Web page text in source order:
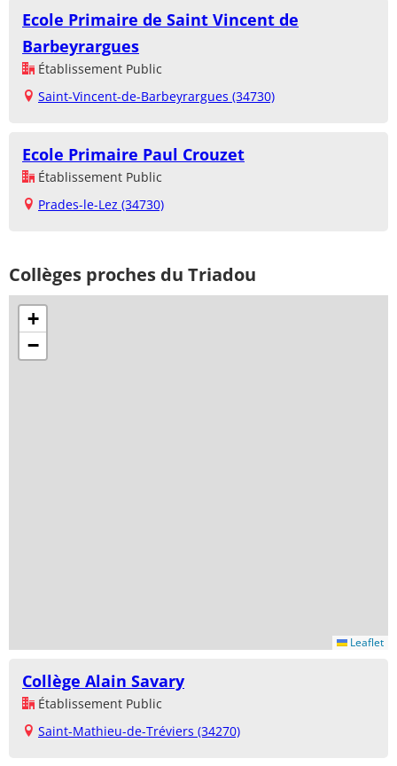
Ecole Primaire de Saint Vincent de
Barbeyrargues
Établissement Public
Saint-Vincent-de-Barbeyrargues (34730)
Ecole Primaire Paul Crouzet
Établissement Public
Prades-le-Lez (34730)
Collèges proches du Triadou
+
−
Leaflet
Collège Alain Savary
Établissement Public
Saint-Mathieu-de-Tréviers (34270)